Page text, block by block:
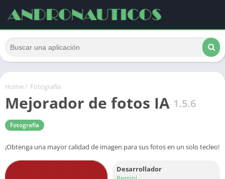
Home/ Fotografía
Mejorador de fotos IA 1.5.6
Fotografía
¡Obtenga una mayor calidad de imagen para sus fotos en un solo tecleo!
Desarrollador